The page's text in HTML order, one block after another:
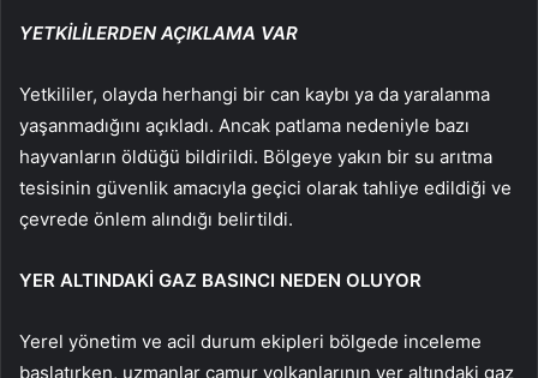
YETKİLİLERDEN AÇIKLAMA VAR
Yetkililer, olayda herhangi bir can kaybı ya da yaralanma
yaşanmadığını açıkladı. Ancak patlama nedeniyle bazı
hayvanların öldüğü bildirildi. Bölgeye yakın bir su arıtma
tesisinin güvenlik amacıyla geçici olarak tahliye edildiği ve
çevrede önlem alındığı belirtildi.
YER ALTINDAKİ GAZ BASINCI NEDEN OLUYOR
Yerel yönetim ve acil durum ekipleri bölgede inceleme
başlatırken, uzmanlar çamur volkanlarının yer altındaki gaz